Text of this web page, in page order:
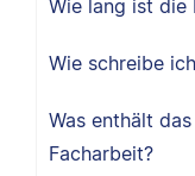
Wie lang ist die
Wie schreibe
Was enthält
Facharbeit?